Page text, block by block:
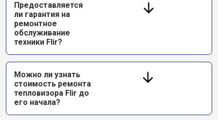
Предоставляется
ли гарантия на
ремонтное
обслуживание
техники Flir?
Можно ли узнать
стоимость ремонта
тепловизора Flir до
его начала?